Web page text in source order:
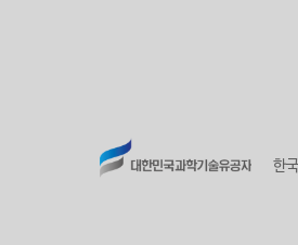
한